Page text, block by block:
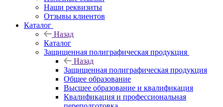
Наши реквизиты
Отзывы клиентов
Каталог
Назад
Каталог
Защищенная полиграфическая продукция
Назад
Защищенная полиграфическая продукция
Общее образование
Высшее образование и квалификация
Квалификация и профессиональная